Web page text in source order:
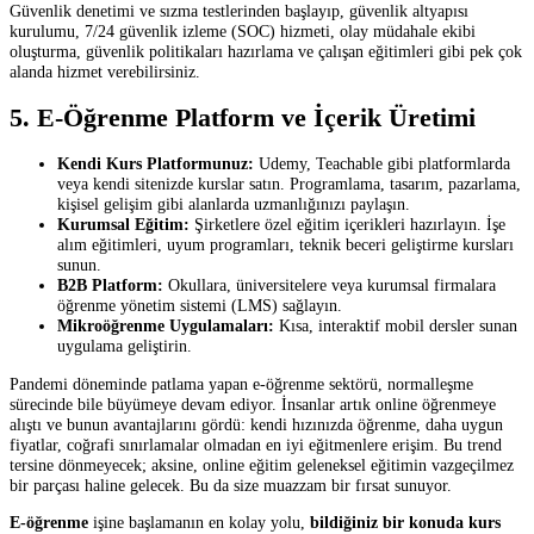
Güvenlik denetimi ve sızma testlerinden başlayıp, güvenlik altyapısı
kurulumu, 7/24 güvenlik izleme (SOC) hizmeti, olay müdahale ekibi
oluşturma, güvenlik politikaları hazırlama ve çalışan eğitimleri gibi pek çok
alanda hizmet verebilirsiniz.
5. E-Öğrenme Platform ve İçerik Üretimi
Kendi Kurs Platformunuz: Udemy, Teachable gibi platformlarda
veya kendi sitenizde kurslar satın. Programlama, tasarım, pazarlama,
kişisel gelişim gibi alanlarda uzmanlığınızı paylaşın.
Kurumsal Eğitim: Şirketlere özel eğitim içerikleri hazırlayın. İşe
alım eğitimleri, uyum programları, teknik beceri geliştirme kursları
sunun.
B2B Platform: Okullara, üniversitelere veya kurumsal firmalara
öğrenme yönetim sistemi (LMS) sağlayın.
Mikroöğrenme Uygulamaları: Kısa, interaktif mobil dersler sunan
uygulama geliştirin.
Pandemi döneminde patlama yapan e-öğrenme sektörü, normalleşme
sürecinde bile büyümeye devam ediyor. İnsanlar artık online öğrenmeye
alıştı ve bunun avantajlarını gördü: kendi hızınızda öğrenme, daha uygun
fiyatlar, coğrafi sınırlamalar olmadan en iyi eğitmenlere erişim. Bu trend
tersine dönmeyecek; aksine, online eğitim geleneksel eğitimin vazgeçilmez
bir parçası haline gelecek. Bu da size muazzam bir fırsat sunuyor.
E-öğrenme işine başlamanın en kolay yolu, bildiğiniz bir konuda kurs